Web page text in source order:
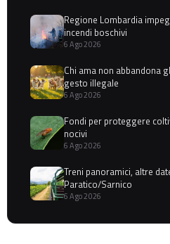
Regione Lombardia
incendi boschivi
6 Ago 2026
Chi ama non abbandona
gesto illegale
6 Ago 2026
Fondi per proteggere
nocivi
6 Ago 2026
Treni panoramici, altre
Paratico/Sarnico
6 Ago 2026